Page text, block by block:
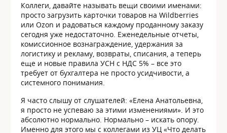
Коллеги, давайте называть вещи своими именами:
просто загрузить карточки товаров на Wildberries
или Ozon и радоваться каждому проданному заказу
сегодня уже недостаточно. Еженедельные отчеты,
комиссионное вознаграждение, удержания за
логистику и рекламу, возвраты, списания, а теперь
еще и новые правила УСН с НДС 5% – все это
требует от бухгалтера не просто усидчивости, а
системного понимания.
Я часто слышу от слушателей: «Елена Анатольевна,
я просто не успеваю за этими изменениями». И это
абсолютно нормально. Нормально – искать опору.
Именно для этого мы с коллегами из УЦ «Что делать